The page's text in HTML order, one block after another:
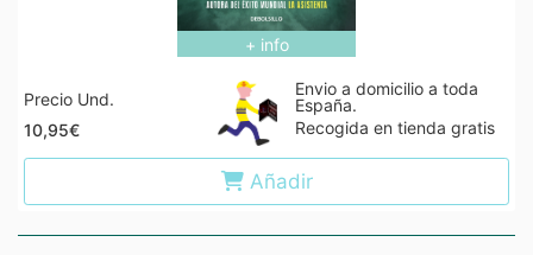
+ info
Precio Und.
10,95€
Envio a domicilio a toda
España.
Recogida en tienda gratis
Añadir